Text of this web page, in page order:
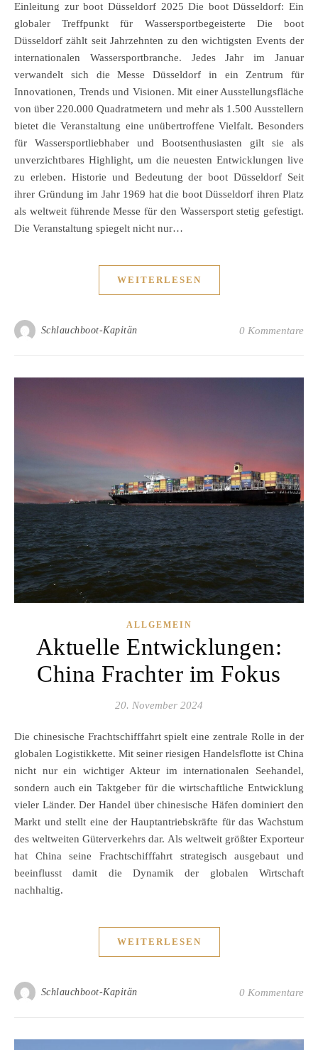
Einleitung zur boot Düsseldorf 2025 Die boot Düsseldorf: Ein
globaler Treffpunkt für Wassersportbegeisterte Die boot
Düsseldorf zählt seit Jahrzehnten zu den wichtigsten Events der
internationalen Wassersportbranche. Jedes Jahr im Januar
verwandelt sich die Messe Düsseldorf in ein Zentrum für
Innovationen, Trends und Visionen. Mit einer Ausstellungsfläche
von über 220.000 Quadratmetern und mehr als 1.500 Ausstellern
bietet die Veranstaltung eine unübertroffene Vielfalt. Besonders
für Wassersportliebhaber und Bootsenthusiasten gilt sie als
unverzichtbares Highlight, um die neuesten Entwicklungen live
zu erleben. Historie und Bedeutung der boot Düsseldorf Seit
ihrer Gründung im Jahr 1969 hat die boot Düsseldorf ihren Platz
als weltweit führende Messe für den Wassersport stetig gefestigt.
Die Veranstaltung spiegelt nicht nur…
WEITERLESEN
Schlauchboot-Kapitän 0 Kommentare
ALLGEMEIN
Aktuelle Entwicklungen:
China Frachter im Fokus
20. November 2024
Die chinesische Frachtschifffahrt spielt eine zentrale Rolle in der
globalen Logistikkette. Mit seiner riesigen Handelsflotte ist China
nicht nur ein wichtiger Akteur im internationalen Seehandel,
sondern auch ein Taktgeber für die wirtschaftliche Entwicklung
vieler Länder. Der Handel über chinesische Häfen dominiert den
Markt und stellt eine der Hauptantriebskräfte für das Wachstum
des weltweiten Güterverkehrs dar. Als weltweit größter Exporteur
hat China seine Frachtschifffahrt strategisch ausgebaut und
beeinflusst damit die Dynamik der globalen Wirtschaft
nachhaltig.
WEITERLESEN
Schlauchboot-Kapitän 0 Kommentare